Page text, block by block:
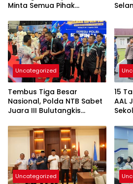
Minta Semua Pihak
Kepastian Hukum
Uncategorized
Tembus Tiga Besar
Nasional, Polda NTB Sabet
Juara III Bulutangkis
15
AAL
Uncategorized